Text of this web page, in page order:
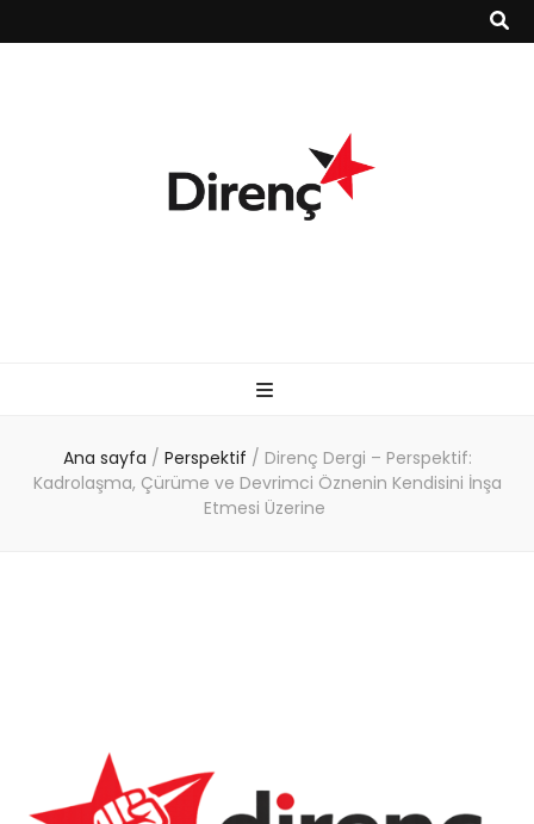
Ana sayfa / Perspektif / Direnç Dergi – Perspektif:
Kadrolaşma, Çürüme ve Devrimci Öznenin Kendisini İnşa
Etmesi Üzerine